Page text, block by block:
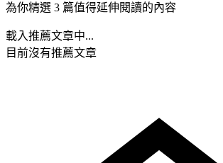
為你精選 3 篇值得延伸閱讀的內容
載入推薦文章中...
目前沒有推薦文章